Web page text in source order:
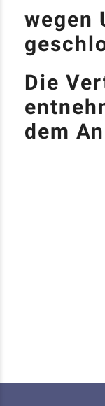
wegen
Die
dem